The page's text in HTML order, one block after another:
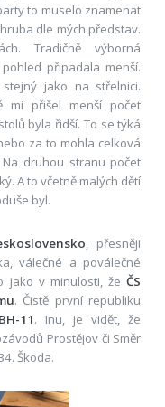
to muselo znamenat
dle mých představ.
Tradičně výborná
připadala menší.
jako na střelnici.
mi přišel menší počet
byla řidší. To se týká
za to mohla celková
druhou stranu počet
A to včetně malých dětí
byl.
, přesněji
válečné a poválečné
jako v minulosti, žeČS
. Čistě první republiku
11. Inu, je vidět, že
Prostějov či Směr
Škoda.